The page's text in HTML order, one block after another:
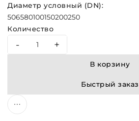
Диаметр условный (DN):
506580100150200250
Количество
- +
В корзину
Быстрый заказ